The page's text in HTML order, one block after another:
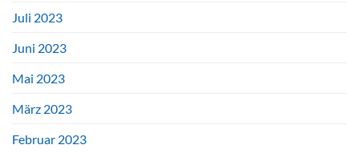
Juli 2023
Juni 2023
Mai 2023
März 2023
Februar 2023